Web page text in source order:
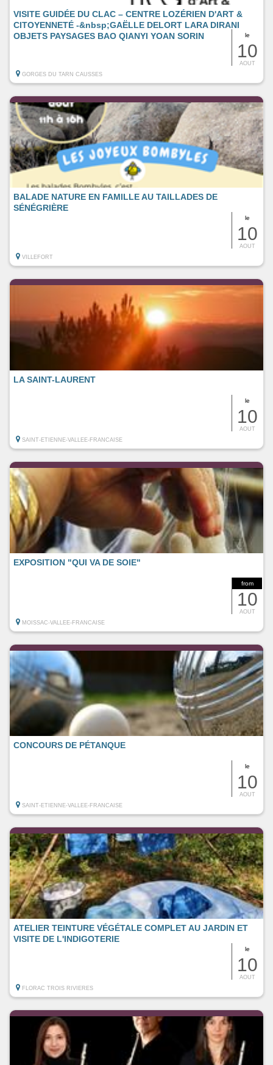
le
10
AOUT
VISITE GUIDÉE DU CLAC – CENTRE LOZÉRIEN D'ART &
CITOYENNETÉ -&nbsp;GAËLLE DELORT LARA DIRANI
OBJETS PAYSAGES BAO QIANYI YOAN SORIN
GORGES DU TARN CAUSSES
le
10
AOUT
BALADE NATURE EN FAMILLE AU TAILLADES DE
SÉNÉGRIÈRE
VILLEFORT
le
10
AOUT
LA SAINT-LAURENT
SAINT-ETIENNE-VALLEE-FRANCAISE
from
10
AOUT
EXPOSITION "QUI VA DE SOIE"
MOISSAC-VALLEE-FRANCAISE
le
10
AOUT
CONCOURS DE PÉTANQUE
SAINT-ETIENNE-VALLEE-FRANCAISE
le
10
AOUT
ATELIER TEINTURE VÉGÉTALE COMPLET AU JARDIN ET
VISITE DE L'INDIGOTERIE
FLORAC TROIS RIVIERES